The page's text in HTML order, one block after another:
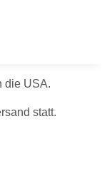
die USA.
statt.